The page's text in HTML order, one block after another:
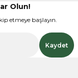
Olun!
etmeye başlayın.
Kaydet